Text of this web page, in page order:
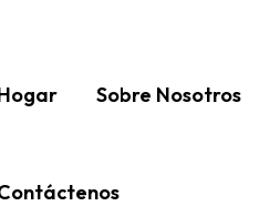
Sobre Nosotros
De Celulosa